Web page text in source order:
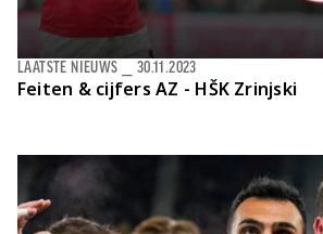
Feiten & cijfersAZ - HŠK Zrinjski
LAATSTE NIEUWS 30.11.2023